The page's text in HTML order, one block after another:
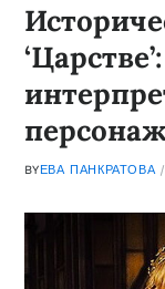
BYЕВА ПАНКРАТОВА